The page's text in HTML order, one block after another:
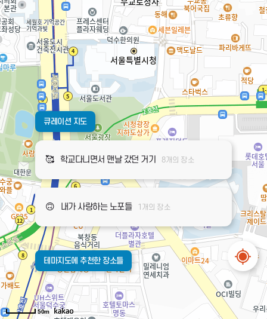
50m
큐레이션 지도
🥰 학교다니면서 맨날 갔던 거기 8개의 장소
🙃 내가 사랑하는 노포들 1개의 장소
테마지도에 추천한 장소들